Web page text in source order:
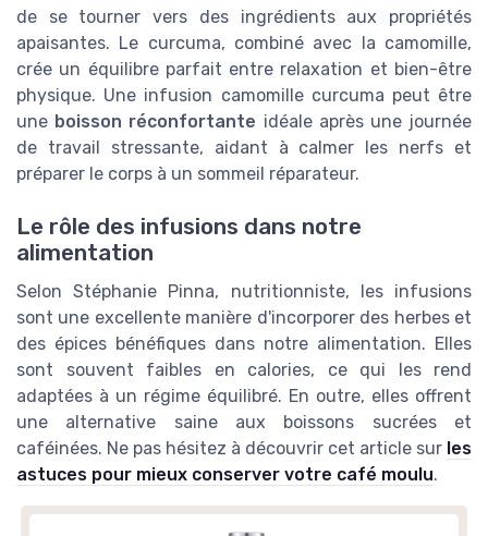
de se tourner vers des ingrédients aux propriétés
apaisantes. Le curcuma, combiné avec la camomille,
crée un équilibre parfait entre relaxation et bien-être
physique. Une infusion camomille curcuma peut être
une boisson réconfortante idéale après une journée
de travail stressante, aidant à calmer les nerfs et
préparer le corps à un sommeil réparateur.
Le rôle des infusions dans notre
alimentation
Selon Stéphanie Pinna, nutritionniste, les infusions
sont une excellente manière d'incorporer des herbes et
des épices bénéfiques dans notre alimentation. Elles
sont souvent faibles en calories, ce qui les rend
adaptées à un régime équilibré. En outre, elles offrent
une alternative saine aux boissons sucrées et
caféinées. Ne pas hésitez à découvrir cet article sur les
astuces pour mieux conserver votre café moulu.